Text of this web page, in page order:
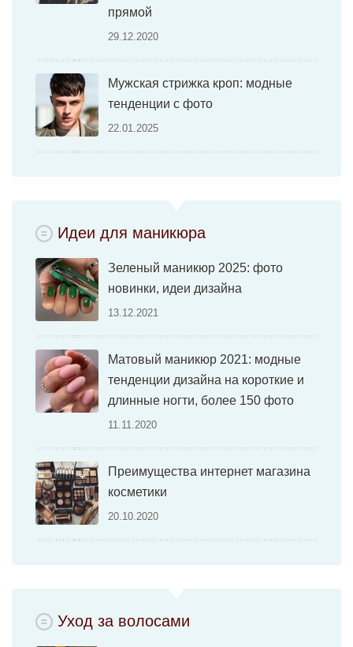
прямой
29.12.2020
Мужская стрижка кроп: модные
тенденции с фото
22.01.2025
Идеи для маникюра
Зеленый маникюр 2025: фото
новинки, идеи дизайна
13.12.2021
Матовый маникюр 2021: модные
тенденции дизайна на короткие и
длинные ногти, более 150 фото
11.11.2020
Преимущества интернет магазина
косметики
20.10.2020
Уход за волосами